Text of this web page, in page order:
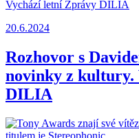
20.6.2024
Rozhovor s
novinky z
DILIA